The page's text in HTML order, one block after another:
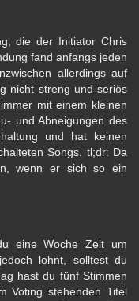
die der Initiator Chris
fand anfangs jeden
allerdings auf
nicht streng und seriös
mit einem kleinen
und Abneigungen des
und hat keinen
Songs. tl;dr: Da
wenn er sich so ein
eine Woche Zeit um
lohnt, solltest du
hast du fünf Stimmen
Voting stehenden Titel